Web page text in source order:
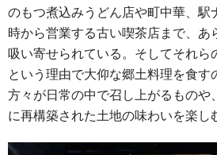
のもつ煮込みうどん店や町中華、駅
時から営業する古い喫茶店まで、あ
吸い寄せられている。そしてそれら
という理由で大仰な郷土料理を食す
方々が日常の中で召し上がるものや
に再構築された土地の味わいを楽し